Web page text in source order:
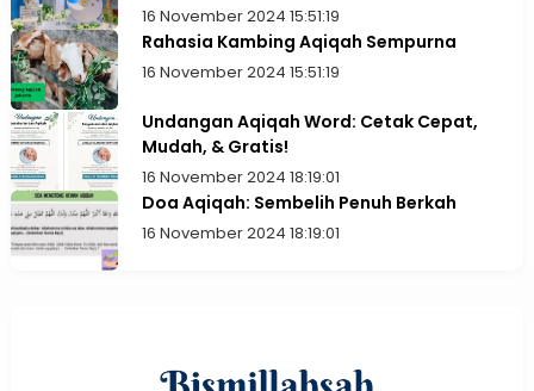
16 November 2024 15:51:19
Rahasia Kambing Aqiqah Sempurna
16 November 2024 15:51:19
Undangan Aqiqah Word: Cetak Cepat,
Mudah, & Gratis!
16 November 2024 18:19:01
Doa Aqiqah: Sembelih Penuh Berkah
16 November 2024 18:19:01